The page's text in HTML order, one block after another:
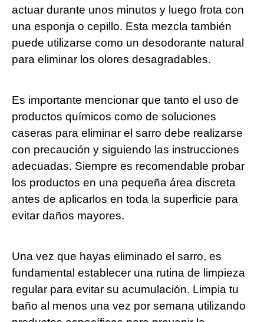
actuar durante unos minutos y luego frota con
una esponja o cepillo. Esta mezcla también
puede utilizarse como un desodorante natural
para eliminar los olores desagradables.
Es importante mencionar que tanto el uso de
productos químicos como de soluciones
caseras para eliminar el sarro debe realizarse
con precaución y siguiendo las instrucciones
adecuadas. Siempre es recomendable probar
los productos en una pequeña área discreta
antes de aplicarlos en toda la superficie para
evitar daños mayores.
Una vez que hayas eliminado el sarro, es
fundamental establecer una rutina de limpieza
regular para evitar su acumulación. Limpia tu
baño al menos una vez por semana utilizando